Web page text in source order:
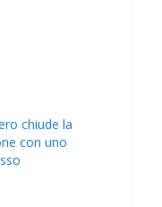
chiude la
con uno